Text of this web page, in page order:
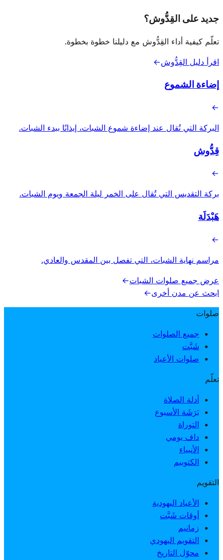
جديد على القِدُّوش؟
تعلّم كيفية أداء القِدُّوش مع دليلنا خطوة بخطوة.
اقرأ دليل القِدُّوش→
إضاءة الشموع
→
البركة التي تُقال عند إضاءة شموع الشبات، إيذانًا ببدء الشبات.
قِدُّوش
→
بركة التقديس التي تُقال على الخمر ليلة الجمعة ويوم الشبات.
هَبْدَلَة
→
مراسم نهاية الشبات، التي تفصل بين المقدس والعادي.
عرض جميع صلوات الشبات→
ابحث عن مدن أخرى→
صلوات
جميع الصلوات
شَبَّت
صلوات الأعياد
تعلّم
أدلة الصلاة
بَرَشَة الأسبوع
التوراة
داف يومي
الأنبياء
الكتوبيم
التقويم
الأعياد اليهودية
أوقات شَبَّت
زمانيم
التقويم اليهودي
محوّل التاريخ